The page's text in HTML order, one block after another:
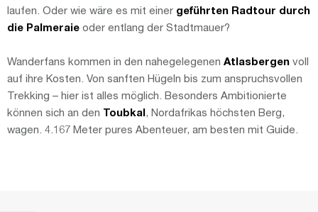
laufen. Oder wie wäre es mit einer geführten Radtour durch
die Palmeraie oder entlang der Stadtmauer?
Wanderfans kommen in den nahegelegenen Atlasbergen voll
auf ihre Kosten. Von sanften Hügeln bis zum anspruchsvollen
Trekking – hier ist alles möglich. Besonders Ambitionierte
können sich an den Toubkal, Nordafrikas höchsten Berg,
wagen. 4.167 Meter pures Abenteuer, am besten mit Guide.